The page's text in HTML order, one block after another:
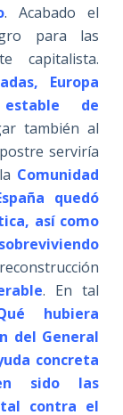
. Acabado el
para las
capitalista.
Europa
de
también al
serviría
Comunidad
quedó
así como
sobreviviendo
. En tal
hubiera
del General
concreta
sido las
contra el